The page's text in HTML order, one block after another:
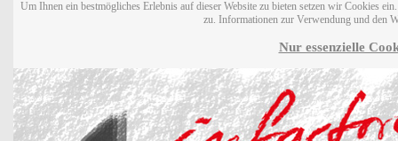
Um Ihnen ein bestmögliches Erlebnis auf dieser Website zu bieten setzen wir Cookies
zu. Informationen zur Verwendung und den
Nur essenzielle